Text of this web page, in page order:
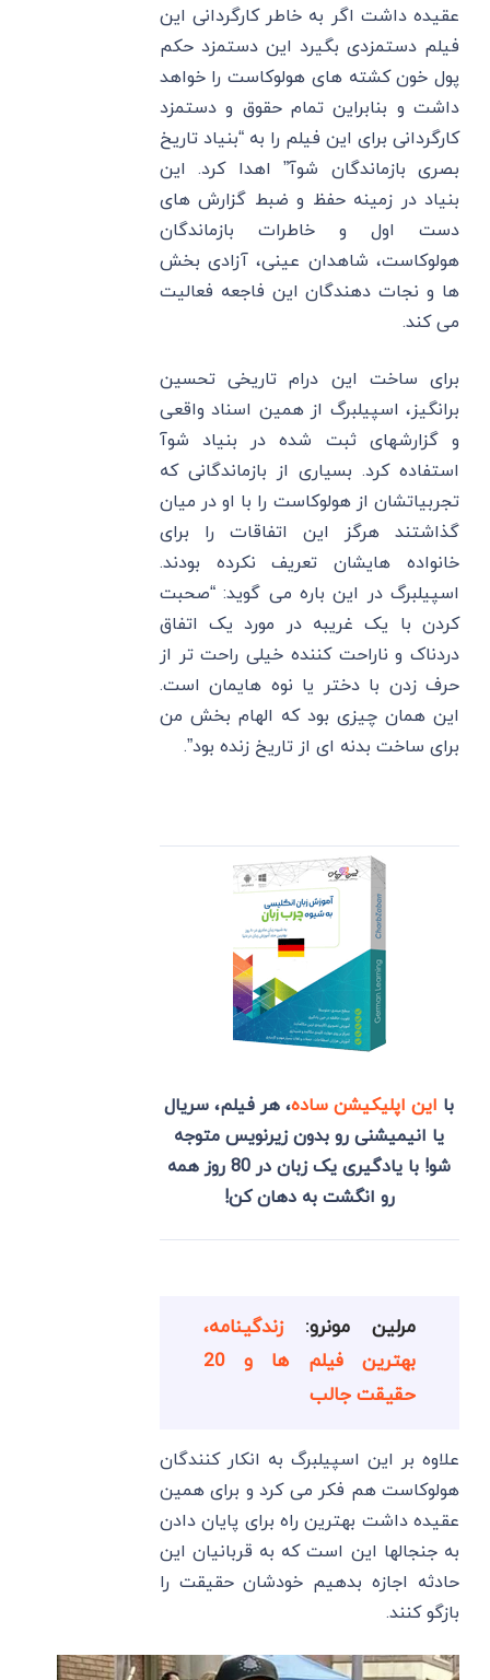
عقیده داشت اگر به خاطر کارگردانی این
فیلم دستمزدی بگیرد این دستمزد حکم
پول خون کشته های هولوکاست را خواهد
داشت و بنابراین تمام حقوق و دستمزد
کارگردانی برای این فیلم را به “بنیاد تاریخ
بصری بازماندگان شوآ” اهدا کرد. این
بنیاد در زمینه حفظ و ضبط گزارش های
دست اول و خاطرات بازماندگان
هولوکاست، شاهدان عینی، آزادی بخش
ها و نجات دهندگان این فاجعه فعالیت
می کند.
برای ساخت این درام تاریخی تحسین
برانگیز، اسپیلبرگ از همین اسناد واقعی
و گزارشهای ثبت شده در بنیاد شوآ
استفاده کرد. بسیاری از بازماندگانی که
تجربیاتشان از هولوکاست را با او در میان
گذاشتند هرگز این اتفاقات را برای
خانواده هایشان تعریف نکرده بودند.
اسپیلبرگ در این باره می گوید: “صحبت
کردن با یک غریبه در مورد یک اتفاق
دردناک و ناراحت کننده خیلی راحت تر از
حرف زدن با دختر یا نوه هایمان است.
این همان چیزی بود که الهام بخش من
برای ساخت بدنه ای از تاریخ زنده بود”.
با این اپلیکیشن ساده، هر فیلم، سریال
یا انیمیشنی رو بدون زیرنویس متوجه
شو! با یادگیری یک زبان در 80 روز همه
رو انگشت به دهان کن!
مرلین مونرو:زندگینامه،
بهترین فیلم ها و 20
حقیقت جالب
علاوه بر این اسپیلبرگ به انکار کنندگان
هولوکاست هم فکر می کرد و برای همین
عقیده داشت بهترین راه برای پایان دادن
به جنجالها این است که به قربانیان این
حادثه اجازه بدهیم خودشان حقیقت را
بازگو کنند.